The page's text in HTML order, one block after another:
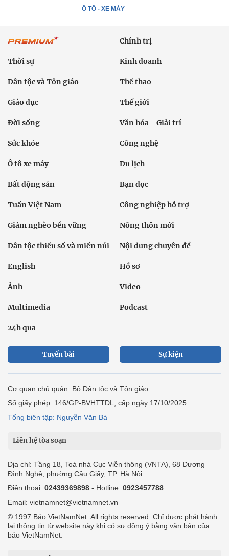
Ô TÔ - XE MÁY
Chính trị
Thời sự Kinh doanh
Dân tộc và Tôn giáo Thể thao
Giáo dục Thế giới
Đời sống Văn hóa - Giải trí
Sức khỏe Công nghệ
Ô tô xe máy Du lịch
Bất động sản Bạn đọc
Tuần Việt Nam Công nghiệp hỗ trợ
Giảm nghèo bền vững Nông thôn mới
Dân tộc thiểu số và miền núi Nội dung chuyên đề
English Hồ sơ
Ảnh Video
Multimedia Podcast
24h qua
Tuyến bài Sự kiện
Cơ quan chủ quản: Bộ Dân tộc và Tôn giáo
Số giấy phép: 146/GP-BVHTTDL, cấp ngày 17/10/2025
Tổng biên tập: Nguyễn Văn Bá
Liên hệ tòa soạn
Địa chỉ: Tầng 18, Toà nhà Cục Viễn thông (VNTA), 68 Dương
Đình Nghệ, phường Cầu Giấy, TP. Hà Nội.
Điện thoại: 02439369898 - Hotline: 0923457788
Email: vietnamnet@vietnamnet.vn
© 1997 Báo VietNamNet. All rights reserved. Chỉ được phát hành
lại thông tin từ website này khi có sự đồng ý bằng văn bản của
báo VietNamNet.